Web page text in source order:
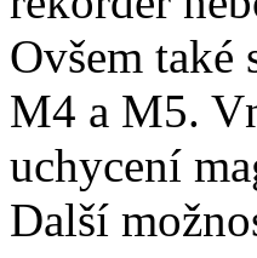
Ovšem
M4 a M5.
uchycení
Další